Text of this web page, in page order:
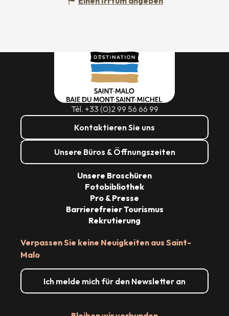
Tél. +33 (0)2 99 56 66 99
Kontaktieren Sie uns
Unsere Büros & Öffnungszeiten
Verpassen Sie keine Neuigkeiten aus Saint-
Malo
Ich melde mich für den Newsletter an
Unsere Broschüren
Fotobibliothek
Pro & Presse
Barrierefreier Tourismus
Rekrutierung